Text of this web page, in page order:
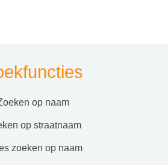
zoeken op naam
op straatnaam
zoeken op naam